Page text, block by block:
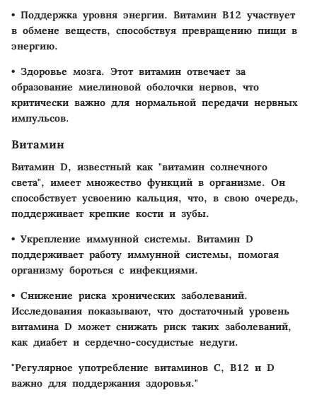
• Поддержка уровня энергии. Витамин B12 участвует
в обмене веществ, способствуя превращению пищи в
энергию.
• Здоровье мозга. Этот витамин отвечает за
образование миелиновой оболочки нервов, что
критически важно для нормальной передачи нервных
импульсов.
Витамин
Витамин D, известный как "витамин солнечного
света", имеет множество функций в организме. Он
способствует усвоению кальция, что, в свою очередь,
поддерживает крепкие кости и зубы.
• Укрепление иммунной системы. Витамин D
поддерживает работу иммунной системы, помогая
организму бороться с инфекциями.
• Снижение риска хронических заболеваний.
Исследования показывают, что достаточный уровень
витамина D может снижать риск таких заболеваний,
как диабет и сердечно-сосудистые недуги.
"Регулярное употребление витаминов C, B12 и D
важно для поддержания здоровья."